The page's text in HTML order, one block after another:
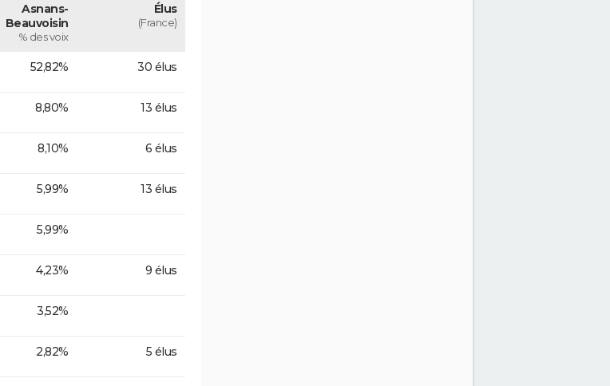
Asnans-
Beauvoisin
% des voix
Élus
(France)
52,82% 30 élus
8,80% 13 élus
8,10% 6 élus
5,99% 13 élus
5,99%
4,23% 9 élus
3,52%
2,82% 5 élus